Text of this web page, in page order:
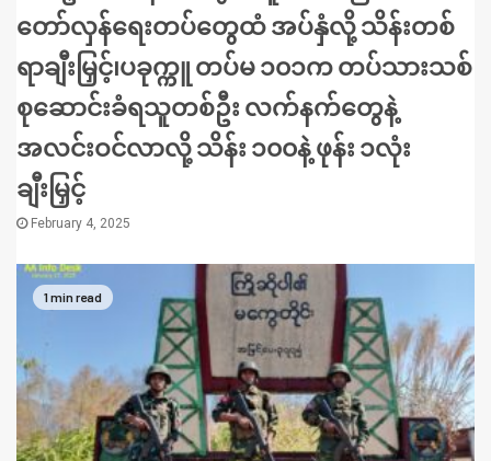
တော်လှန်ရေးတပ်တွေထံ အပ်နှံလို့ သိန်းတစ်
ရာချီးမြှင့်၊ပခုက္ကူ တပ်မ ၁၀၁က တပ်သားသစ်
စုဆောင်းခံရသူတစ်ဦး လက်နက်တွေနဲ့
အလင်းဝင်လာလို့ သိန်း ၁၀၀နဲ့ ဖုန်း ၁လုံး
ချီးမြှင့်
February 4, 2025
1 min read